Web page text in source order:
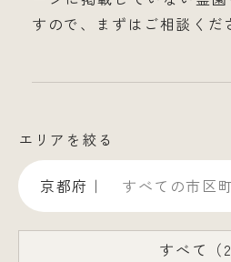
すので、まずはご相談くだ
エリアを絞る
京都府｜ すべての市区
すべて（